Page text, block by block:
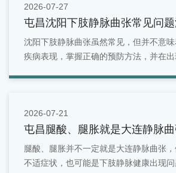
2026-07-27
屯昌沈阳下肢静脉曲张常见问
懂
沈阳下肢静脉曲张虽然常见，但并不意
疾病表现，掌握正确的预防方法，并在出
2026-07-21
屯昌腿酸、腿胀就是大连静脉
状别忽视
腿酸、腿胀并不一定就是大连静脉曲张
不适症状，也可能是下肢静脉健康出现问